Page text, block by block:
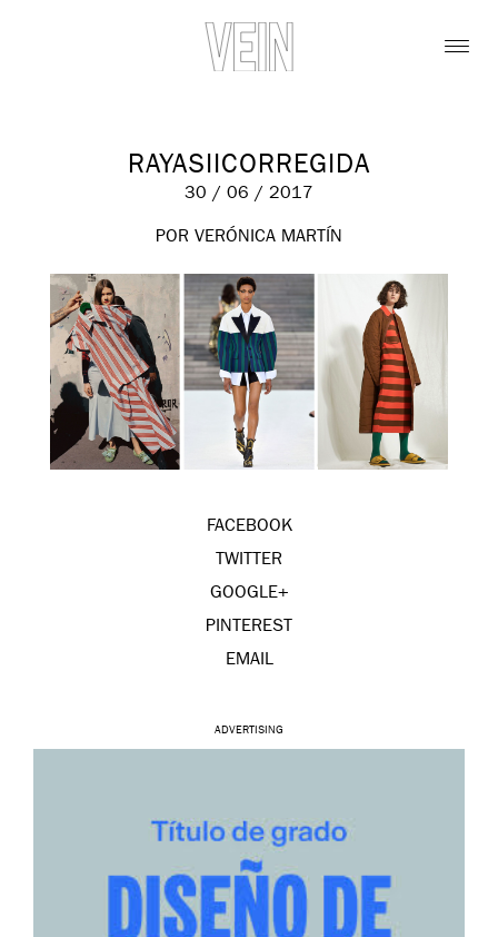
RAYASIICORREGIDA
30 / 06 / 2017
POR VERÓNICA MARTÍN
FACEBOOK
TWITTER
GOOGLE+
PINTEREST
EMAIL
ADVERTISING